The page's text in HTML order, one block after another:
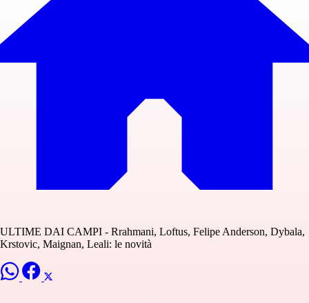
ULTIME DAI CAMPI - Rrahmani, Loftus, Felipe Anderson, Dybala,
Krstovic, Maignan, Leali: le novità